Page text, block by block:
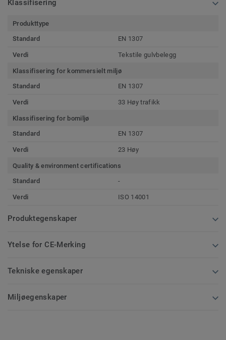
Klassifisering
Produkttype
Standard
EN 1307
Verdi Tekstile gulvbelegg
Klassifisering for kommersielt miljø
Standard
EN 1307
Verdi 33 Høy trafikk
Klassifisering for bomiljø
Standard
EN 1307
Verdi 23 Høy
Quality & environment certifications
Standard
-
Verdi ISO 14001
Produktegenskaper
Ytelse for CE-Merking
Tekniske egenskaper
Miljøegenskaper